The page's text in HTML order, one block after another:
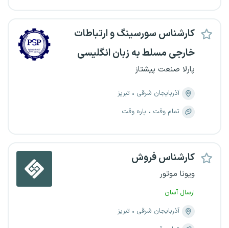
کارشناس سورسینگ و ارتباطات
خارجی مسلط به زبان انگلیسی
پارلا صنعت پیشتاز
آذربایجان شرقی
تبریز
تمام وقت
پاره وقت
کارشناس فروش
ویونا موتور
ارسال آسان
آذربایجان شرقی
تبریز